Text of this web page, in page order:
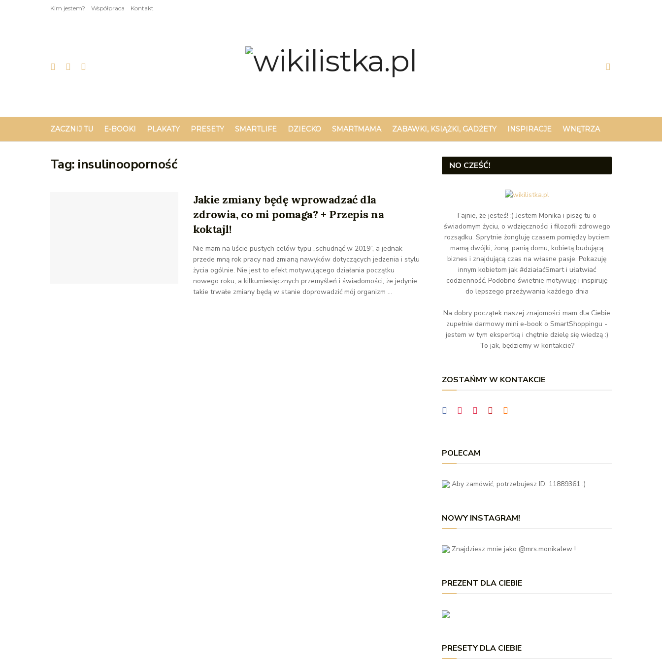
Kim jestem? Współpraca Kontakt
ZACZNIJ TU E-BOOKI PLAKATY PRESETY SMARTLIFE DZIECKO SMARTMAMA ZABAWKI, KSIĄŻKI, GADŻETY INSPIRACJE WNĘTRZA
Tag: insulinooporność
Jakie zmiany będę wprowadzać dla
zdrowia, co mi pomaga? + Przepis na
koktajl!
Nie mam na liście pustych celów typu „schudnąć w 2019”, a jednak
przede mną rok pracy nad zmianą nawyków dotyczących jedzenia i stylu
życia ogólnie. Nie jest to efekt motywującego działania początku
nowego roku, a kilkumiesięcznych przemyśleń i świadomości, że jedynie
takie trwałe zmiany będą w stanie doprowadzić mój organizm ...
NO CZEŚĆ!
Fajnie, że jesteś! :) Jestem Monika i piszę tu o
świadomym życiu, o wdzięczności i filozofii zdrowego
rozsądku. Sprytnie żongluję czasem pomiędzy byciem
mamą dwójki, żoną, panią domu, kobietą budującą
biznes i znajdującą czas na własne pasje. Pokazuję
innym kobietom jak #działaćSmart i ułatwiać
codzienność. Podobno świetnie motywuję i inspiruję
do lepszego przeżywania każdego dnia
Na dobry początek naszej znajomości mam dla Ciebie
zupełnie darmowy mini e-book o SmartShoppingu -
jestem w tym ekspertką i chętnie dzielę się wiedzą :)
To jak, będziemy w kontakcie?
ZOSTAŃMY W KONTAKCIE
POLECAM
Aby zamówić, potrzebujesz ID: 11889361 :)
NOWY INSTAGRAM!
Znajdziesz mnie jako @mrs.monikalew !
PREZENT DLA CIEBIE
PRESETY DLA CIEBIE